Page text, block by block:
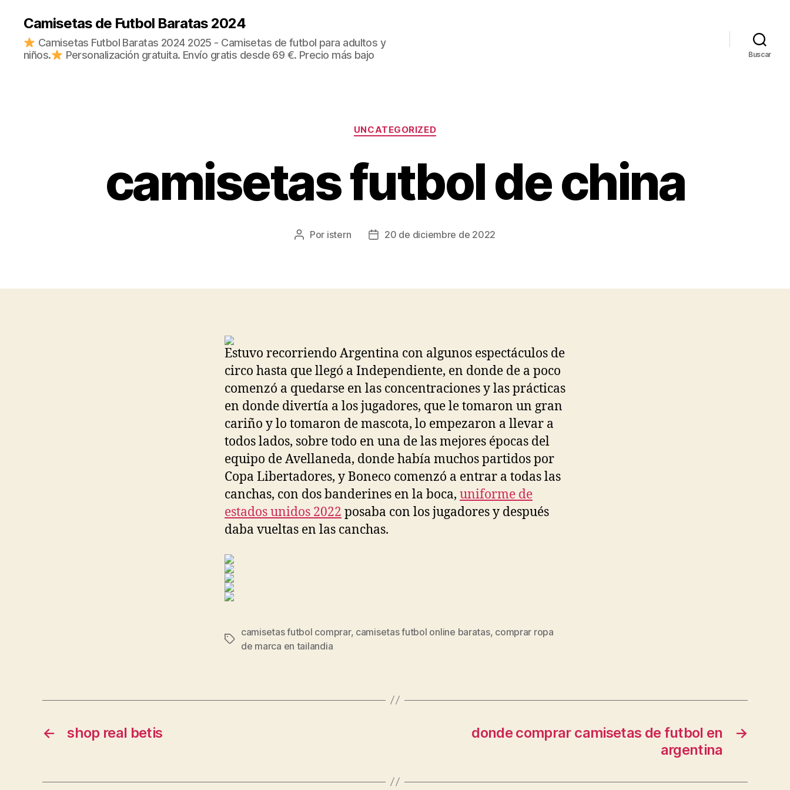
Camisetas de Futbol Baratas 2024
Camisetas Futbol Baratas 2024 2025 - Camisetas de futbol para adultos y
niños.
Personalización gratuita. Envío gratis desde 69 €. Precio más bajo Buscar
Categorías
UNCATEGORIZED
camisetas futbol de china
Autor
Por istern
Fecha20 de diciembre de 2022
Estuvo recorriendo Argentina con algunos espectáculos de
circo hasta que llegó a Independiente, en donde de a poco
comenzó a quedarse en las concentraciones y las prácticas
en donde divertía a los jugadores, que le tomaron un gran
cariño y lo tomaron de mascota, lo empezaron a llevar a
todos lados, sobre todo en una de las mejores épocas del
equipo de Avellaneda, donde había muchos partidos por
Copa Libertadores, y Boneco comenzó a entrar a todas las
canchas, con dos banderines en la boca, uniforme de
estados unidos 2022 posaba con los jugadores y después
daba vueltas en las canchas.
Etiquetas
camisetas futbol comprar, camisetas futbol online baratas, comprar ropa
de marca en tailandia
← shop real betis →
donde comprar camisetas de futbol en
argentina